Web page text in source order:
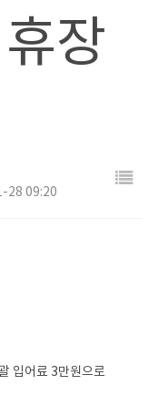
장
28 09:20
입어료 3만원으로